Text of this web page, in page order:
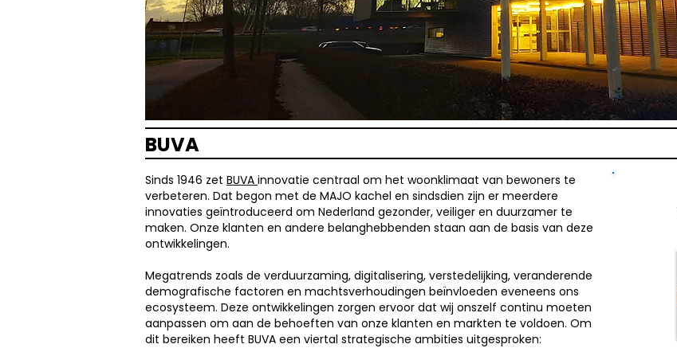
BUVA
Sinds 1946 zet BUVA innovatie centraal om het woonklimaat van bewoners te
verbeteren. Dat begon met de MAJO kachel en sindsdien zijn er meerdere
innovaties geïntroduceerd om Nederland gezonder, veiliger en duurzamer te
maken. Onze klanten en andere belanghebbenden staan aan de basis van deze
ontwikkelingen.
Megatrends zoals de verduurzaming, digitalisering, verstedelijking, veranderende
demografische factoren en machtsverhoudingen beïnvloeden eveneens ons
ecosysteem. Deze ontwikkelingen zorgen ervoor dat wij onszelf continu moeten
aanpassen om aan de behoeften van onze klanten en markten te voldoen. Om
dit bereiken heeft BUVA een viertal strategische ambities uitgesproken: